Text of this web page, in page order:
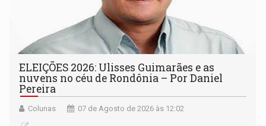
ELEIÇÕES 2026: Ulisses Guimarães e as
nuvens no céu de Rondônia – Por Daniel
Pereira
Colunas 07 de Agosto de 2026 às 12:02